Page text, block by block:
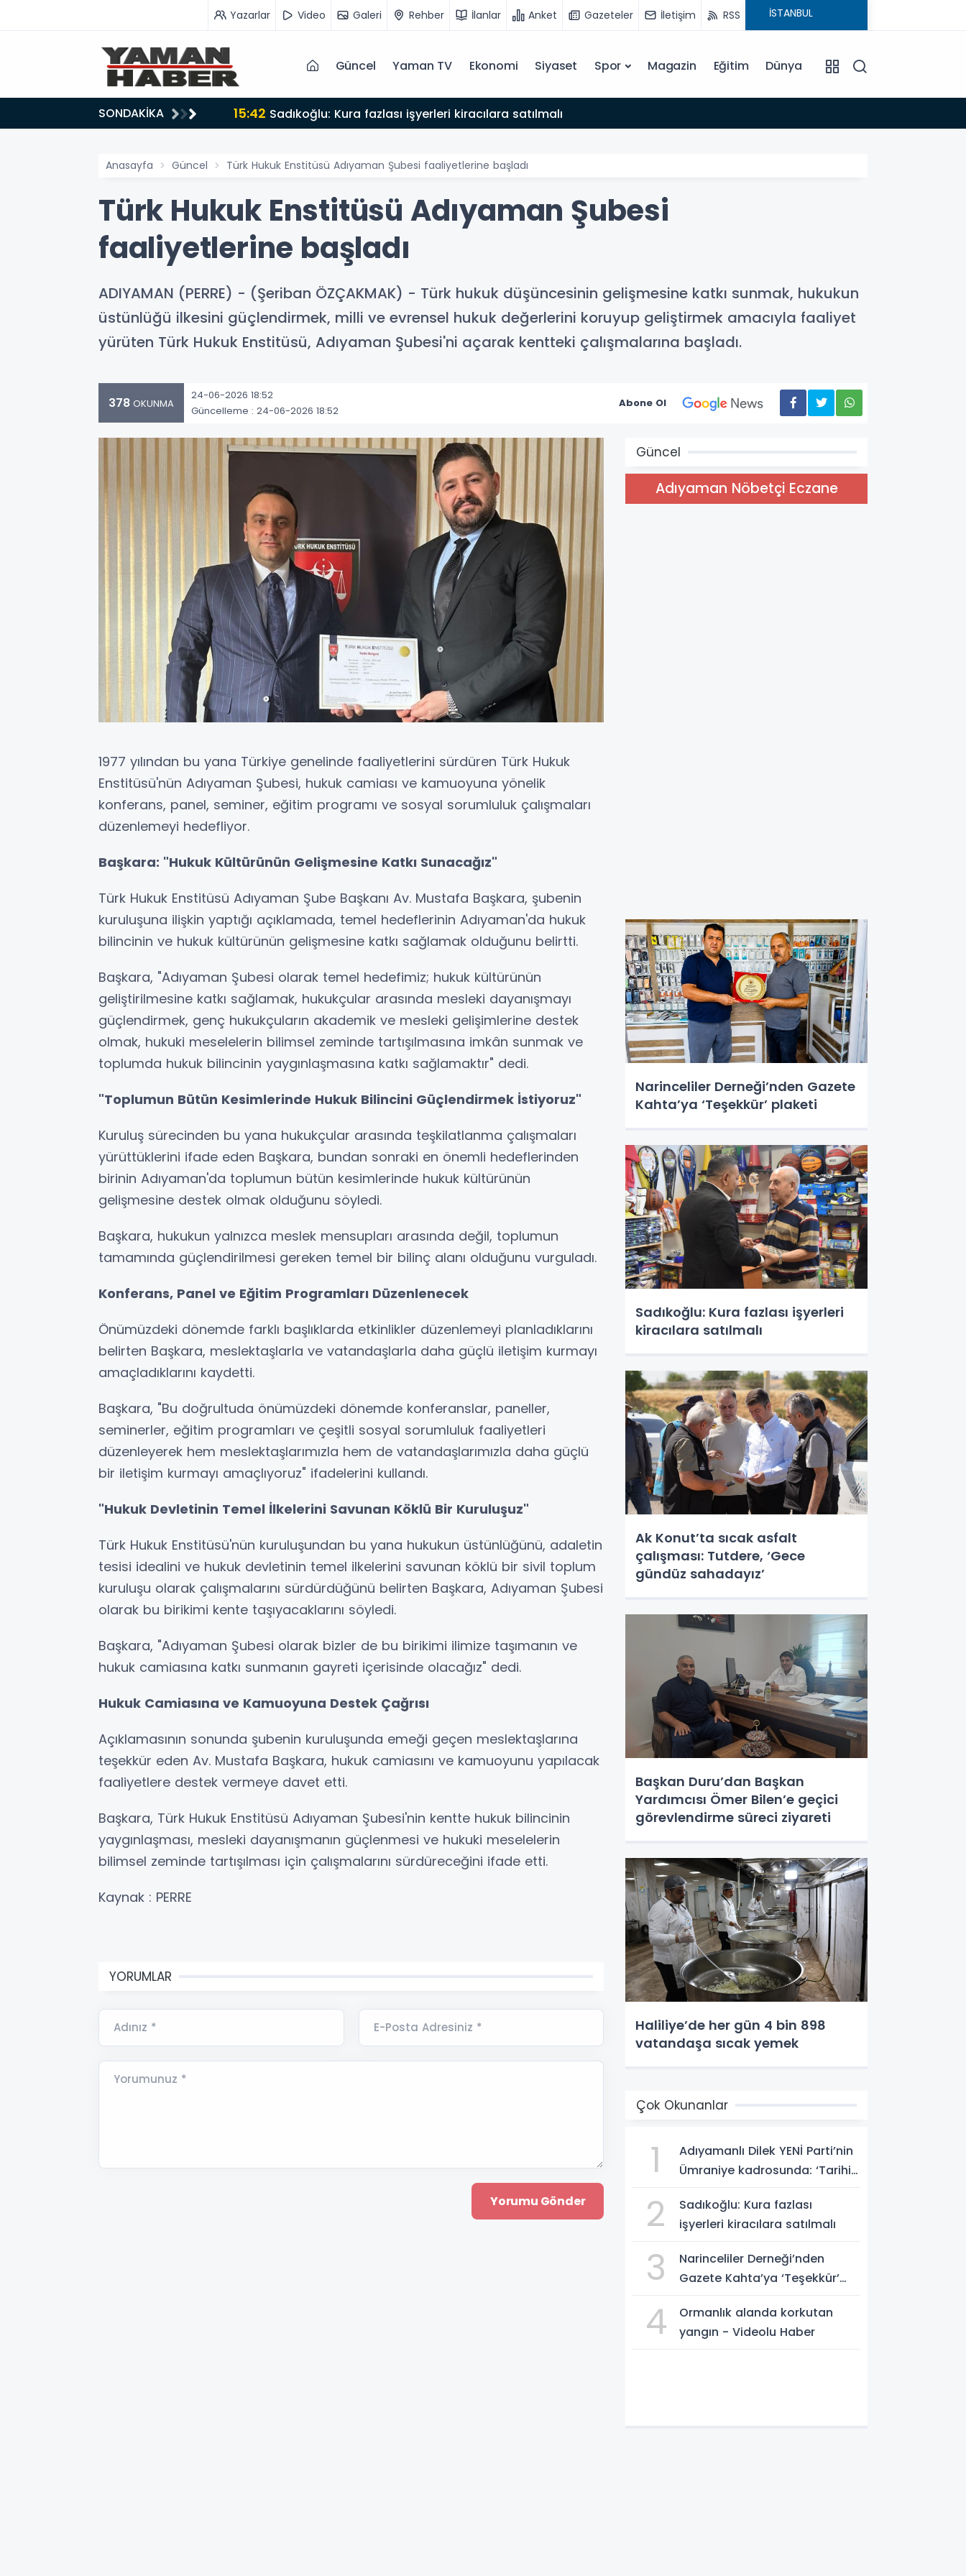
Yazarlar Video Galeri Rehber İlanlar Anket Gazeteler İletişim RSS
Güncel Yaman TV Ekonomi Siyaset Spor Magazin Eğitim Dünya
SONDAKİKA
tarafında olmayı seçtim’ 15:42 Sadıkoğlu: Kura fazlası işyerleri kiracılara satılmalı
Anasayfa Güncel Türk Hukuk Enstitüsü Adıyaman Şubesi faaliyetlerine başladı
Türk Hukuk Enstitüsü Adıyaman Şubesi
faaliyetlerine başladı
ADIYAMAN (PERRE) - (Şeriban ÖZÇAKMAK) - Türk hukuk düşüncesinin gelişmesine katkı sunmak, hukukun
üstünlüğü ilkesini güçlendirmek, milli ve evrensel hukuk değerlerini koruyup geliştirmek amacıyla faaliyet
yürüten Türk Hukuk Enstitüsü, Adıyaman Şubesi'ni açarak kentteki çalışmalarına başladı.
378 OKUNMA
24-06-2026 18:52
Güncelleme : 24-06-2026 18:52
Abone Ol
1977 yılından bu yana Türkiye genelinde faaliyetlerini sürdüren Türk Hukuk
Enstitüsü'nün Adıyaman Şubesi, hukuk camiası ve kamuoyuna yönelik
konferans, panel, seminer, eğitim programı ve sosyal sorumluluk çalışmaları
düzenlemeyi hedefliyor.
Başkara: "Hukuk Kültürünün Gelişmesine Katkı Sunacağız"
Türk Hukuk Enstitüsü Adıyaman Şube Başkanı Av. Mustafa Başkara, şubenin
kuruluşuna ilişkin yaptığı açıklamada, temel hedeflerinin Adıyaman'da hukuk
bilincinin ve hukuk kültürünün gelişmesine katkı sağlamak olduğunu belirtti.
Başkara, "Adıyaman Şubesi olarak temel hedefimiz; hukuk kültürünün
geliştirilmesine katkı sağlamak, hukukçular arasında mesleki dayanışmayı
güçlendirmek, genç hukukçuların akademik ve mesleki gelişimlerine destek
olmak, hukuki meselelerin bilimsel zeminde tartışılmasına imkân sunmak ve
toplumda hukuk bilincinin yaygınlaşmasına katkı sağlamaktır" dedi.
"Toplumun Bütün Kesimlerinde Hukuk Bilincini Güçlendirmek İstiyoruz"
Kuruluş sürecinden bu yana hukukçular arasında teşkilatlanma çalışmaları
yürüttüklerini ifade eden Başkara, bundan sonraki en önemli hedeflerinden
birinin Adıyaman'da toplumun bütün kesimlerinde hukuk kültürünün
gelişmesine destek olmak olduğunu söyledi.
Başkara, hukukun yalnızca meslek mensupları arasında değil, toplumun
tamamında güçlendirilmesi gereken temel bir bilinç alanı olduğunu vurguladı.
Konferans, Panel ve Eğitim Programları Düzenlenecek
Önümüzdeki dönemde farklı başlıklarda etkinlikler düzenlemeyi planladıklarını
belirten Başkara, meslektaşlarla ve vatandaşlarla daha güçlü iletişim kurmayı
amaçladıklarını kaydetti.
Başkara, "Bu doğrultuda önümüzdeki dönemde konferanslar, paneller,
seminerler, eğitim programları ve çeşitli sosyal sorumluluk faaliyetleri
düzenleyerek hem meslektaşlarımızla hem de vatandaşlarımızla daha güçlü
bir iletişim kurmayı amaçlıyoruz" ifadelerini kullandı.
"Hukuk Devletinin Temel İlkelerini Savunan Köklü Bir Kuruluşuz"
Türk Hukuk Enstitüsü'nün kuruluşundan bu yana hukukun üstünlüğünü, adaletin
tesisi idealini ve hukuk devletinin temel ilkelerini savunan köklü bir sivil toplum
kuruluşu olarak çalışmalarını sürdürdüğünü belirten Başkara, Adıyaman Şubesi
olarak bu birikimi kente taşıyacaklarını söyledi.
Başkara, "Adıyaman Şubesi olarak bizler de bu birikimi ilimize taşımanın ve
hukuk camiasına katkı sunmanın gayreti içerisinde olacağız" dedi.
Hukuk Camiasına ve Kamuoyuna Destek Çağrısı
Açıklamasının sonunda şubenin kuruluşunda emeği geçen meslektaşlarına
teşekkür eden Av. Mustafa Başkara, hukuk camiasını ve kamuoyunu yapılacak
faaliyetlere destek vermeye davet etti.
Başkara, Türk Hukuk Enstitüsü Adıyaman Şubesi'nin kentte hukuk bilincinin
yaygınlaşması, mesleki dayanışmanın güçlenmesi ve hukuki meselelerin
bilimsel zeminde tartışılması için çalışmalarını sürdüreceğini ifade etti.
Kaynak : PERRE
YORUMLAR
Adınız * E-Posta Adresiniz *
Yorumunuz *
Güncel
Adıyaman Nöbetçi Eczane
Narinceliler Derneği’nden Gazete
Kahta’ya ‘Teşekkür’ plaketi
Sadıkoğlu: Kura fazlası işyerleri
kiracılara satılmalı
Ak Konut’ta sıcak asfalt
çalışması: Tutdere, ‘Gece
gündüz sahadayız’
Başkan Duru’dan Başkan
Yardımcısı Ömer Bilen’e geçici
görevlendirme süreci ziyareti
Haliliye’de her gün 4 bin 898
vatandaşa sıcak yemek
Çok Okunanlar
1
Adıyamanlı Dilek YENİ Parti’nin
Ümraniye kadrosunda: ‘Tarihin
seçtim’
2
Sadıkoğlu: Kura fazlası
işyerleri kiracılara satılmalı
3
Narinceliler Derneği’nden
Gazete Kahta’ya ‘Teşekkür’
4
Ormanlık alanda korkutan
yangın - Videolu Haber